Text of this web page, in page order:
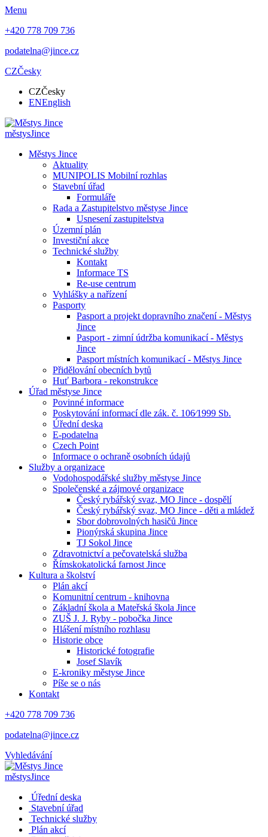
Menu
+420 778 709 736
podatelna@jince.cz
CZČesky
CZČesky
ENEnglish
městysJince
Městys Jince
Aktuality
MUNIPOLIS Mobilní rozhlas
Stavební úřad
Formuláře
Rada a Zastupitelstvo městyse Jince
Usnesení zastupitelstva
Územní plán
Investiční akce
Technické služby
Kontakt
Informace TS
Re-use centrum
Vyhlášky a nařízení
Pasporty
Pasport a projekt dopravního značení - Městys
Jince
Pasport - zimní údržba komunikací - Městys
Jince
Pasport místních komunikací - Městys Jince
Přidělování obecních bytů
Huť Barbora - rekonstrukce
Úřad městyse Jince
Povinné informace
Poskytování informací dle zák. č. 106⁄1999 Sb.
Úřední deska
E-podatelna
Czech Point
Informace o ochraně osobních údajů
Služby a organizace
Vodohospodářské služby městyse Jince
Společenské a zájmové organizace
Český rybářský svaz, MO Jince - dospělí
Český rybářský svaz, MO Jince - děti a mládež
Sbor dobrovolných hasičů Jince
Pionýrská skupina Jince
TJ Sokol Jince
Zdravotnictví a pečovatelská služba
Římskokatolická farnost Jince
Kultura a školství
Plán akcí
Komunitní centrum - knihovna
Základní škola a Mateřská škola Jince
ZUŠ J. J. Ryby - pobočka Jince
Hlášení místního rozhlasu
Historie obce
Historické fotografie
Josef Slavík
E-kroniky městyse Jince
Píše se o nás
Kontakt
+420 778 709 736
podatelna@jince.cz
Vyhledávání
městysJince
Úřední deska
Stavební úřad
Technické služby
Plán akcí